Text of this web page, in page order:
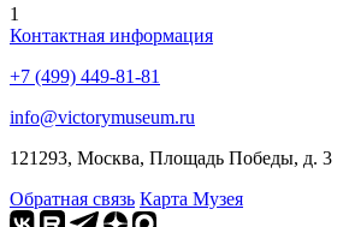
1
Контактная информация
+7 (499) 449-81-81
info@victorymuseum.ru
121293, Москва, Площадь Победы, д. 3
Обратная связь Карта Музея